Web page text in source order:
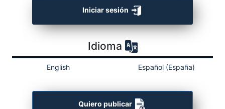
Iniciar sesión
Idioma
English Español (España)
Quiero publicar